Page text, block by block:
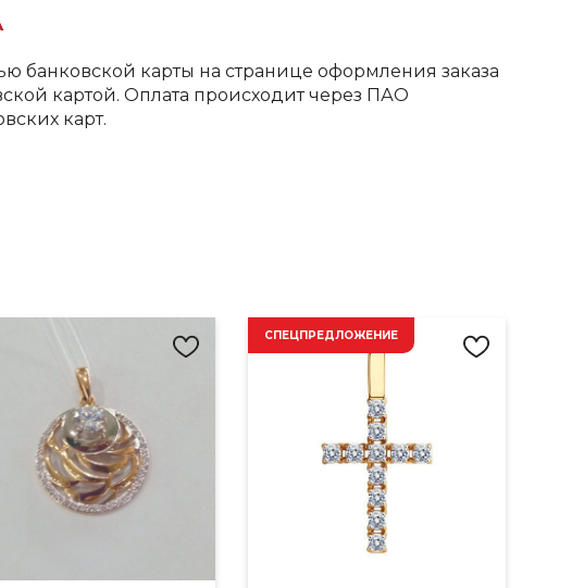
банковской карты на странице оформления заказа
картой. Оплата происходит через ПАО
карт.
СПЕЦПРЕДЛОЖЕНИЕ